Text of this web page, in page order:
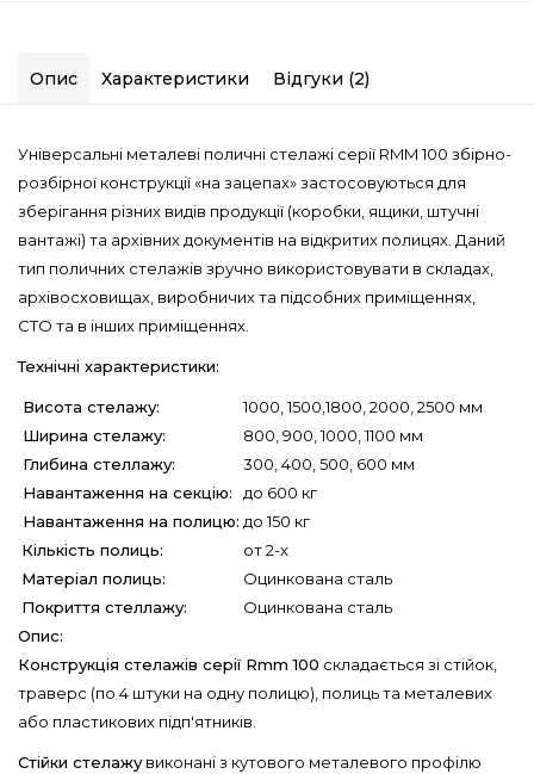
Опис Характеристики Відгуки (2)
Універсальні металеві поличні стелажі серії RMM 100 збірно-
розбірної конструкції «на зацепах» застосовуються для
зберігання різних видів продукції (коробки, ящики, штучні
вантажі) та архівних документів на відкритих полицях. Даний
тип поличних стелажів зручно використовувати в складах,
архівосховищах, виробничих та підсобних приміщеннях,
СТО та в інших приміщеннях.
Технічні характеристики:
Висота стелажу:
1000, 1500,1800, 2000, 2500 мм
Ширина стелажу:
800, 900, 1000, 1100 мм
Глибина стеллажу:
300, 400, 500, 600 мм
Навантаження на секцію:
до 600 кг
Навантаження на полицю: до 150 кг
Кількість полиць:
от 2-х
Матеріал полиць:
Оцинкована сталь
Покриття стеллажу:
Оцинкована сталь
Опис:
Конструкція стелажів серії Rmm 100 складається зі стійок,
траверс (по 4 штуки на одну полицю), полиць та металевих
або пластикових підп'ятників.
Стійки стелажувиконані з кутового металевого профілю